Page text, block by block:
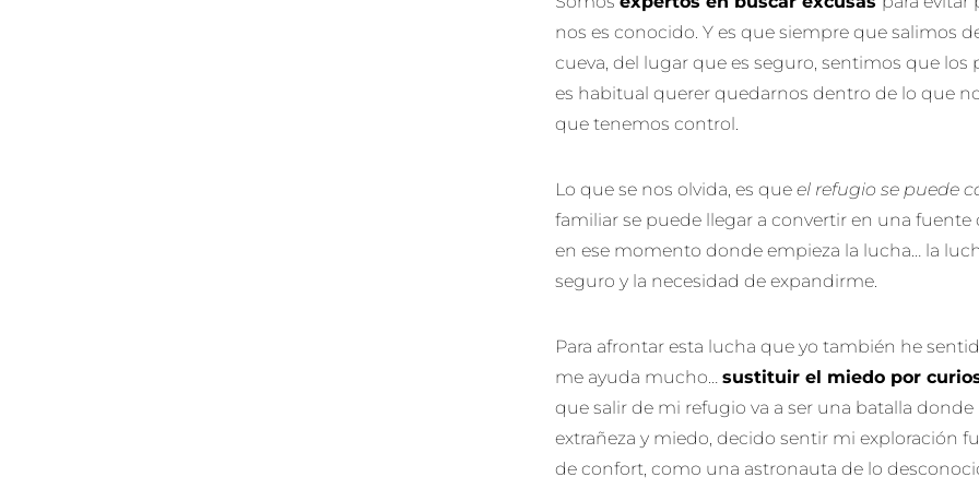
nos es conocido. Y es que siempre que salimos
cueva, del lugar que es seguro, sentimos que los
es habitual querer quedarnos dentro de lo que
que tenemos control.
Lo que se nos olvida, es queel refugio se puede
familiar se puede llegar a convertir en una fuente
en ese momento donde empieza la lucha… la
seguro y la necesidad de expandirme.
Para afrontar esta lucha que yo también he
me ayuda mucho… sustituir el miedo por
que salir de mi refugio va a ser una batalla
extrañeza y miedo, decido sentir mi exploración
de confort, como una astronauta de lo